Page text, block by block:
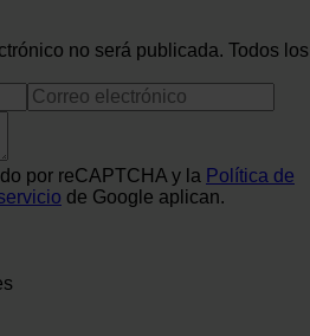
no será publicada. Todos los
por reCAPTCHA y la Política de
de Google aplican.